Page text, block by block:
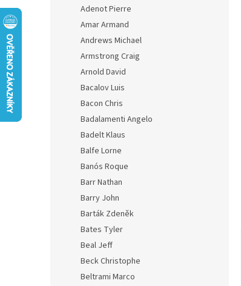
Adenot Pierre
Amar Armand
Andrews Michael
Armstrong Craig
Arnold David
Bacalov Luis
Bacon Chris
Badalamenti Angelo
Badelt Klaus
Balfe Lorne
Banós Roque
Barr Nathan
Barry John
Barták Zdeněk
Bates Tyler
Beal Jeff
Beck Christophe
Beltrami Marco